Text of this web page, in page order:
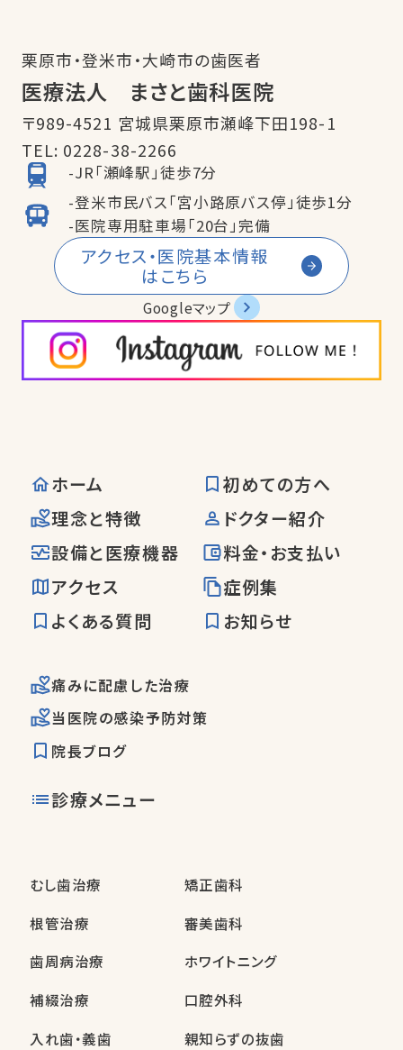
栗原市・登米市・大崎市の歯医者
医療法人 まさと歯科医院
〒989-4521 宮城県栗原市瀬峰下田198-1
TEL: 0228-38-2266
-JR「瀬峰駅」徒歩7分
-登米市民バス「宮小路原バス停」徒歩1分
-医院専用駐車場「20台」完備
アクセス・医院基本情報
はこちら
Googleマップ
ホーム
初めての方へ
理念と特徴
ドクター紹介
設備と医療機器
料金・お支払い
アクセス
症例集
よくある質問
お知らせ
痛みに配慮した治療
当医院の感染予防対策
院長ブログ
診療メニュー
むし歯治療
根管治療
歯周病治療
補綴治療
入れ歯・義歯
矯正歯科
審美歯科
ホワイトニング
口腔外科
親知らずの抜歯